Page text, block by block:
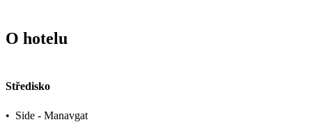
O hotelu
Středisko
• Side - Manavgat